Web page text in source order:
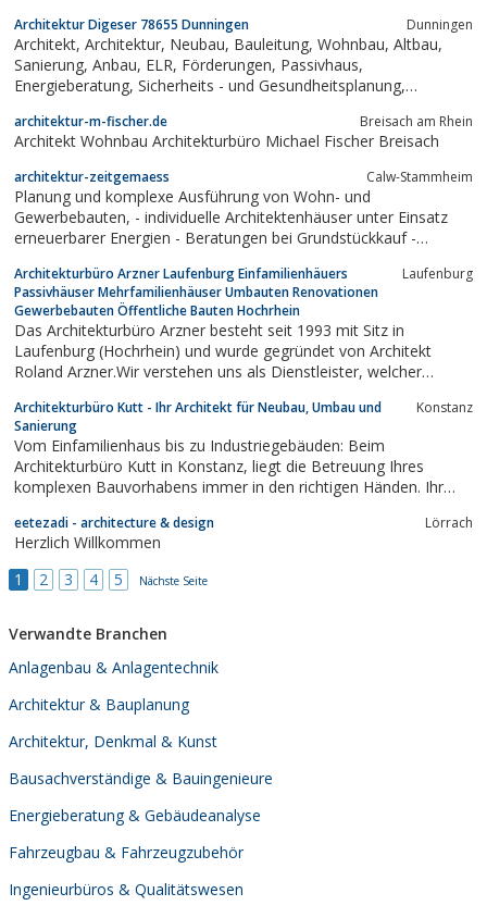
Architektur Digeser 78655 Dunningen Dunningen
Architekt, Architektur, Neubau, Bauleitung, Wohnbau, Altbau,
Sanierung, Anbau, ELR, Förderungen, Passivhaus,
Energieberatung, Sicherheits - und Gesundheitsplanung,
STEG, Industriebau, Kommunalbau, Sonderprojekte,
Barrierefreie Architektur,...
architektur-m-fischer.de Breisach am Rhein
Architekt Wohnbau Architekturbüro Michael Fischer Breisach
architektur-zeitgemaess Calw-Stammheim
Planung und komplexe Ausführung von Wohn- und
Gewerbebauten, - individuelle Architektenhäuser unter Einsatz
erneuerbarer Energien - Beratungen bei Grundstückkauf -
Architekturbüro Arzner Laufenburg Einfamilienhäuers
Passivhäuser Mehrfamilienhäuser Umbauten Renovationen
Gewerbebauten Öffentliche Bauten Hochrhein
Laufenburg
Das Architekturbüro Arzner besteht seit 1993 mit Sitz in
Laufenburg (Hochrhein) und wurde gegründet von Architekt
Roland Arzner.Wir verstehen uns als Dienstleister, welcher
unkomplizierte, innovative und architektonisch anspruchsvolle Art
und Weise umsetzt.
Architekturbüro Kutt - Ihr Architekt für Neubau, Umbau und
Sanierung
Konstanz
Vom Einfamilienhaus bis zu Industriegebäuden: Beim
Architekturbüro Kutt in Konstanz, liegt die Betreuung Ihres
komplexen Bauvorhabens immer in den richtigen Händen. Ihr
Sanierung.
eetezadi - architecture & design Lörrach
Herzlich Willkommen
1
2 3 4 5 Nächste Seite
Verwandte Branchen
Anlagenbau & Anlagentechnik
Architektur & Bauplanung
Architektur, Denkmal & Kunst
Bausachverständige & Bauingenieure
Energieberatung & Gebäudeanalyse
Fahrzeugbau & Fahrzeugzubehör
Ingenieurbüros & Qualitätswesen